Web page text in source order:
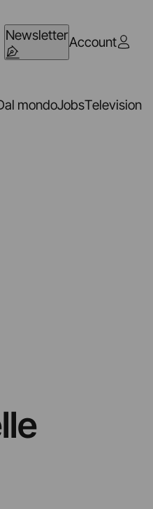
NewsletterAccount
mondoJobsTelevision